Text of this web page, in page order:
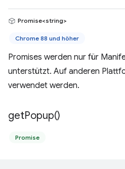
Promise<string>
Chrome 88 und höher
Promises werden nur für
unterstützt. Auf anderen
verwendet werden.
getPopup()
Promise